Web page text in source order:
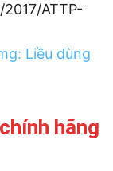
ATTP-
Liều dùng
hãng